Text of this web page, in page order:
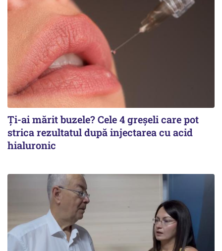
Ți-ai mărit buzele? Cele 4 greșeli care pot
strica rezultatul după injectarea cu acid
hialuronic